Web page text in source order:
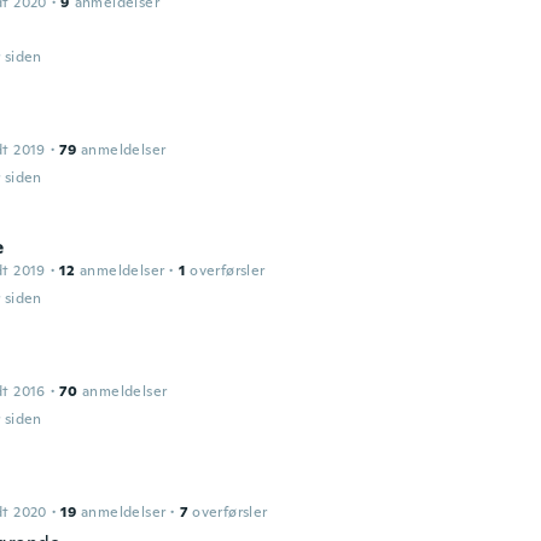
siden
2019 · 79 anmeldelser
siden
2019 · 12 anmeldelser · 1 overførsler
siden
2016 · 70 anmeldelser
siden
2020 · 19 anmeldelser · 7 overførsler